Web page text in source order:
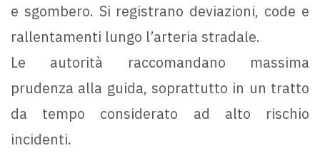
e sgombero. Si registrano deviazioni, code e
rallentamenti lungo l’arteria stradale.
Le autorità raccomandano massima
prudenza alla guida, soprattutto in un tratto
da tempo considerato ad alto rischio
incidenti.